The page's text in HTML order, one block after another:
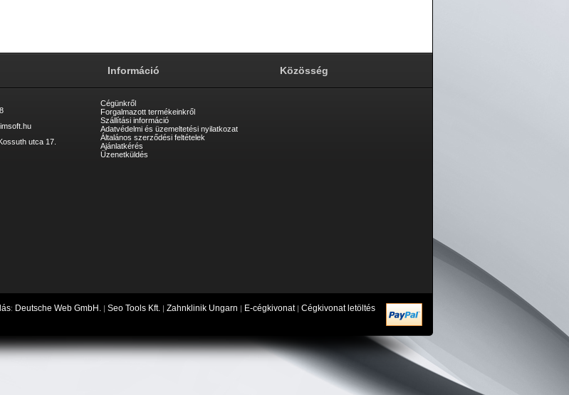
utca 17.
Információ
Cégünkről
Forgalmazott termékeinkről
Szállítási információ
Adatvédelmi és üzemeltetési nyilatkozat
Általános szerződési feltételek
Ajánlatkérés
Üzenetküldés
Közösség
: Deutsche Web GmbH. | Seo Tools Kft. | Zahnklinik Ungarn | E-cégkivonat| Cégkivonat letöltés